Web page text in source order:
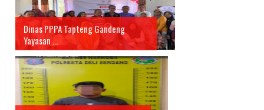
Dinas PPPA Tapteng Gandeng
Yayasan ...